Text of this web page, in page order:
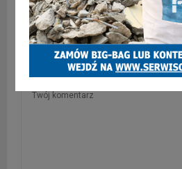
kris kros takie życie taki los
SKOMENTUJ